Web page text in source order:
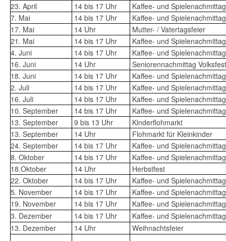
23. April
14 bis 17 Uhr
Kaffee- und Spielenachmittag
7. Mai
14 bis 17 Uhr
Kaffee- und Spielenachmittag
17. Mai
14 Uhr
Mutter- / Vatertagsfeier
21. Mai
14 bis 17 Uhr
Kaffee- und Spielenachmittag
4. Juni
14 bis 17 Uhr
Kaffee- und Spielenachmittag
16. Juni
14 Uhr
Seniorennachmittag Volksfest
18. Juni
14 bis 17 Uhr
Kaffee- und Spielenachmittag
2. Juli
14 bis 17 Uhr
Kaffee- und Spielenachmittag
16. Juli
14 bis 17 Uhr
Kaffee- und Spielenachmittag
10. September
14 bis 17 Uhr
Kaffee- und Spielenachmittag
13. September
9 bis 13 Uhr
Kinderflohmarkt
13. September
14 Uhr
Flohmarkt für Kleinkinder
24. September
14 bis 17 Uhr
Kaffee- und Spielenachmittag
8. Oktober
14 bis 17 Uhr
Kaffee- und Spielenachmittag
18.Oktober
14 Uhr
Herbstfest
22. Oktober
14 bis 17 Uhr
Kaffee- und Spielenachmittag
5. November
14 bis 17 Uhr
Kaffee- und Spielenachmittag
19. November
14 bis 17 Uhr
Kaffee- und Spielenachmittag
3. Dezember
14 bis 17 Uhr
Kaffee- und Spielenachmittag
13. Dezember
14 Uhr Weihnachtsfeier